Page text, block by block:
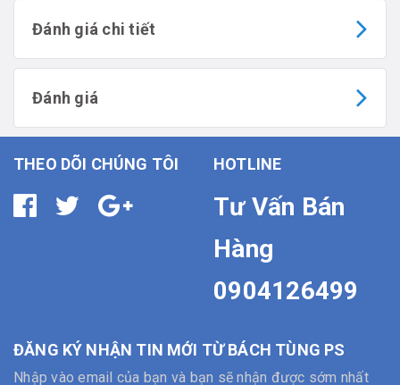
Đánh giá chi tiết
Đánh giá
THEO DÕI CHÚNG TÔI HOTLINE
Tư Vấn Bán
Hàng
0904126499
ĐĂNG KÝ NHẬN TIN MỚI TỪ BÁCH TÙNG PS
Nhập vào email của bạn và bạn sẽ nhận được sớm nhất